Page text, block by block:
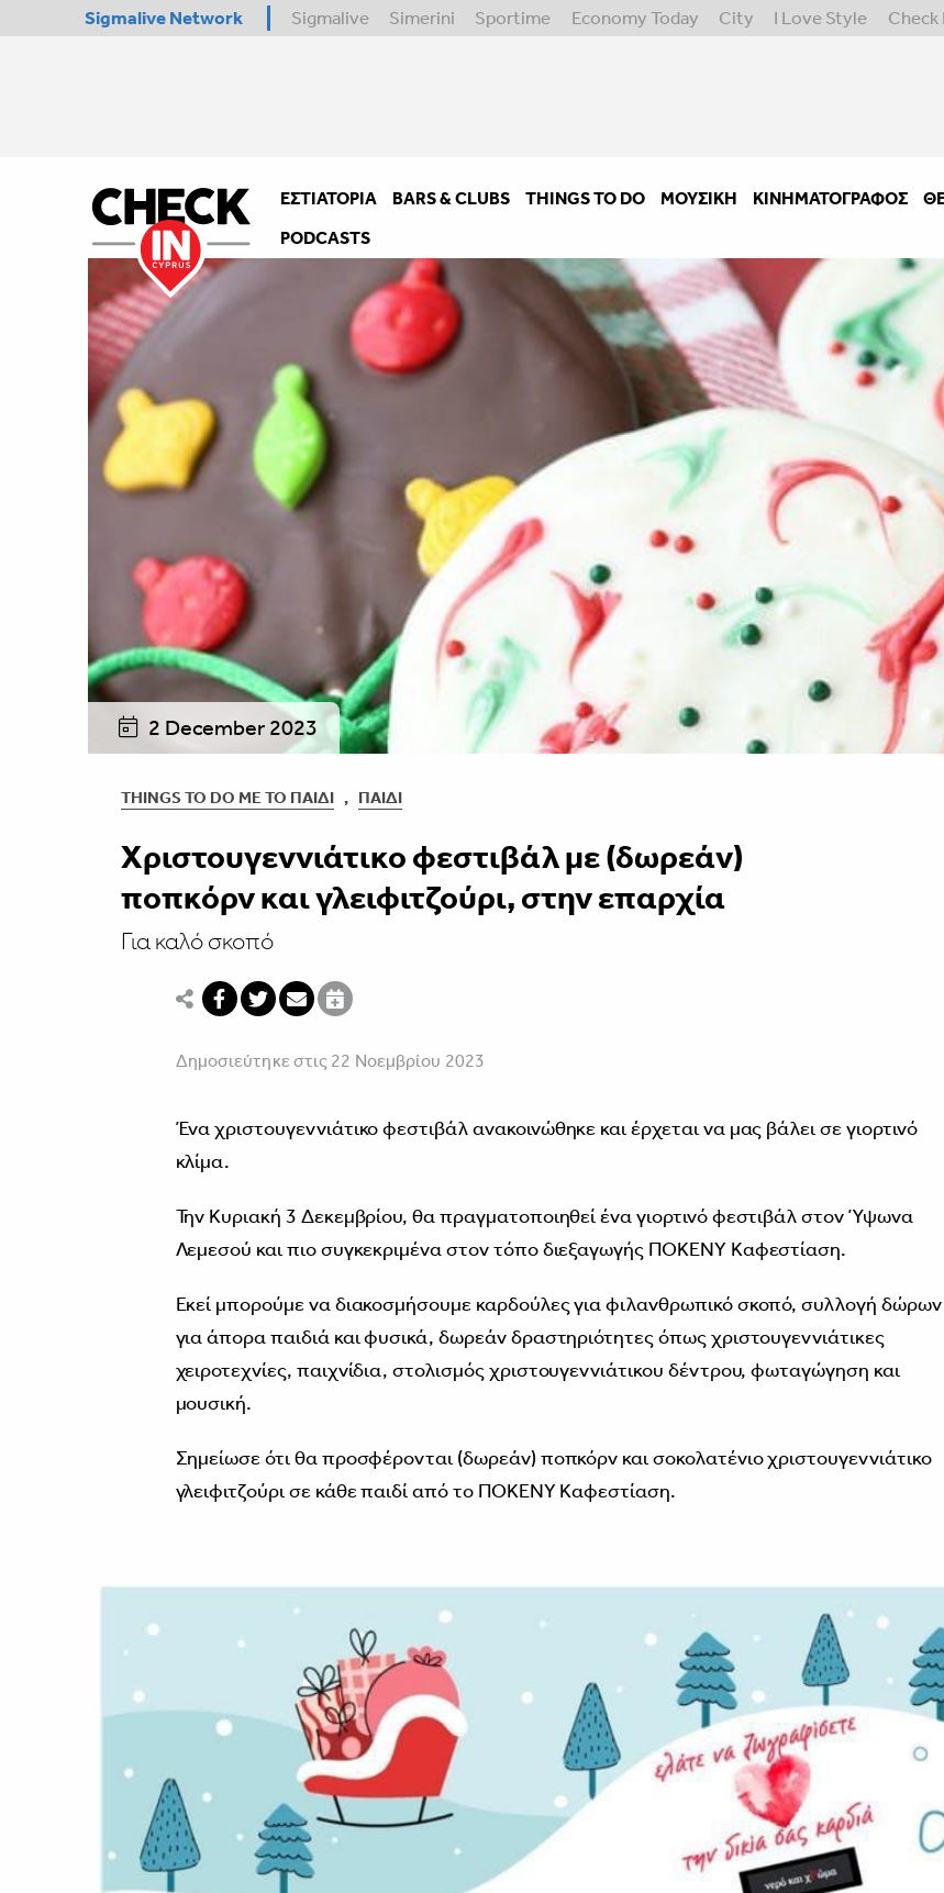
Sigmalive Network Sigmalive Simerini Sportime Economy Today City I Love Style Check
ΕΣΤΙΑΤΌΡΙΑ BARS & CLUBS THINGS TO DO ΜΟΥΣΙΚΉ ΚΙΝΗΜΑΤΟΓΡΆΦΟΣ
PODCASTS
2 December 2023
THINGS TO DO ΜΕ ΤΟ ΠΑΙΔΊ , ΠΑΙΔΊ
Χριστουγεννιάτικο φεστιβάλ με (δωρεάν)
ποπκόρν και γλειφιτζούρι, στην επαρχία
Για καλό σκοπό
Δημοσιεύτηκε στις 22 Νοεμβρίου 2023
Ένα χριστουγεννιάτικο φεστιβάλ ανακοινώθηκε και έρχεται να μας βάλει σε γιορτινό
κλίμα.
Την Κυριακή 3 Δεκεμβρίου, θα πραγματοποιηθεί ένα γιορτινό φεστιβάλ στον Ύψωνα
Λεμεσού και πιο συγκεκριμένα στον τόπο διεξαγωγής ΠΟΚΕΝΥ Καφεστίαση.
Εκεί μπορούμε να διακοσμήσουμε καρδούλες για φιλανθρωπικό σκοπό, συλλογή δώρων
για άπορα παιδιά και φυσικά, δωρεάν δραστηριότητες όπως χριστουγεννιάτικες
χειροτεχνίες, παιχνίδια, στολισμός χριστουγεννιάτικου δέντρου, φωταγώγηση και
μουσική.
Σημείωσε ότι θα προσφέρονται (δωρεάν) ποπκόρν και σοκολατένιο χριστουγεννιάτικο
γλειφιτζούρι σε κάθε παιδί από το ΠΟΚΕΝΥ Καφεστίαση.